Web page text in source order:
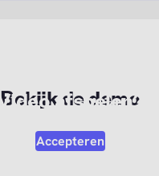
Bekijk de demo
Video afspelen?
Accepteren